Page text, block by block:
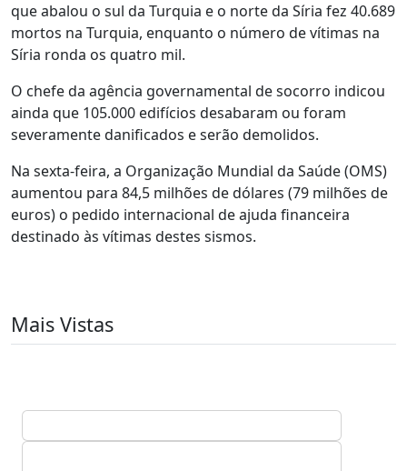
que abalou o sul da Turquia e o norte da Síria fez 40.689
mortos na Turquia, enquanto o número de vítimas na
Síria ronda os quatro mil.
O chefe da agência governamental de socorro indicou
ainda que 105.000 edifícios desabaram ou foram
severamente danificados e serão demolidos.
Na sexta-feira, a Organização Mundial da Saúde (OMS)
aumentou para 84,5 milhões de dólares (79 milhões de
euros) o pedido internacional de ajuda financeira
destinado às vítimas destes sismos.
Mais Vistas